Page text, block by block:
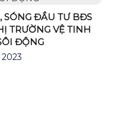
SÓNG ĐẦU TƯ BĐS
TRƯỜNG VỆ TINH
ĐỘNG